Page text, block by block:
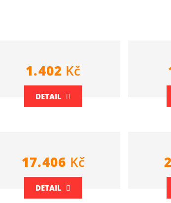
1.402 Kč
DETAIL
17.406 Kč
DETAIL